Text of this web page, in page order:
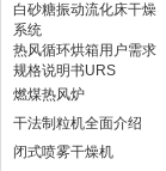
白砂糖振动流化床干燥
系统
热风循环烘箱用户需求
规格说明书URS
燃煤热风炉
干法制粒机全面介绍
闭式喷雾干燥机